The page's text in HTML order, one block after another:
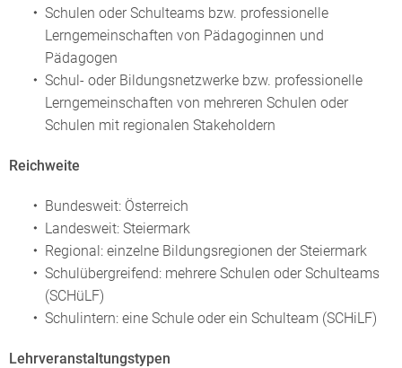
Schulen oder Schulteams bzw. professionelle
Lerngemeinschaften von Pädagoginnen und
Pädagogen
Schul- oder Bildungsnetzwerke bzw. professionelle
Lerngemeinschaften von mehreren Schulen oder
Schulen mit regionalen Stakeholdern
Reichweite
Bundesweit: Österreich
Landesweit: Steiermark
Regional: einzelne Bildungsregionen der Steiermark
Schulübergreifend: mehrere Schulen oder Schulteams
(SCHüLF)
Schulintern: eine Schule oder ein Schulteam (SCHiLF)
Lehrveranstaltungstypen